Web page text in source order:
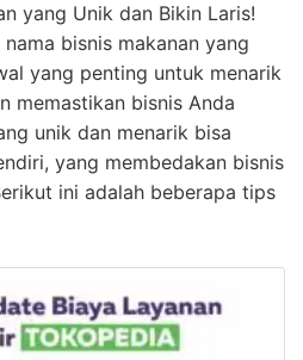
yang Unik dan Bikin Laris!
bisnis makanan yang
yang penting untuk menarik
memastikan bisnis Anda
unik dan menarik bisa
yang membedakan bisnis
ini adalah beberapa tips